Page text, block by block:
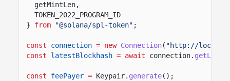
getMintLen,
TOKEN_2022_PROGRAM_ID
}
from "@solana/spl-token" ;
const connection = new Connection( "http://
const
latestBlockhash = await connection.
const feePayer = Keypair. generate();